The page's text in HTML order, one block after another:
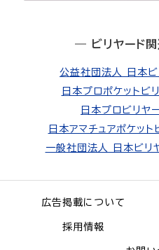
― ビリヤード
公益社団法人 日本ビ
日本プロポケットビ
日本プロビリヤ
日本アマチュアポケット
一般社団法人 日本ビリ
広告掲載について
採用情報